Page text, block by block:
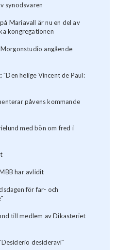
synodsvaren
Mariavall är nu en del av
kongregationen
angående
helige Vincent de Paul:
påvens kommande
med bön om fred i
har avlidit
för far- och
till medlem av Dikasteriet
desideravi"